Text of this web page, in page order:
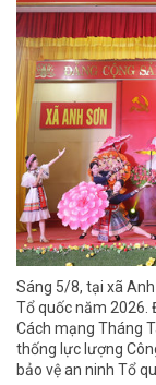
Sáng 5/8, tại xã
Tổ quốc năm 2026.
Cách mạng Tháng
thống lực lượng
bảo vệ an ninh Tổ